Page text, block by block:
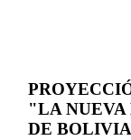
"LA NUEVA
DE